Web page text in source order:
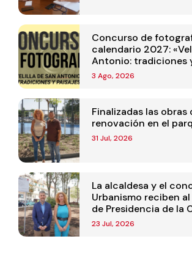
Concurso de
calendario 2027:
Antonio: tradiciones
3 Ago, 2026
Finalizadas las obras
renovación en el
31 Jul, 2026
La alcaldesa y el
Urbanismo reciben
de Presidencia de la
de Madrid
23 Jul, 2026